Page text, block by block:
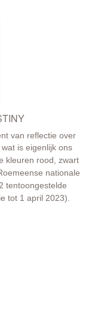
van reflectie over
is eigenlijk ons
kleuren rood, zwart
nationale
tentoongestelde
tot 1 april 2023).